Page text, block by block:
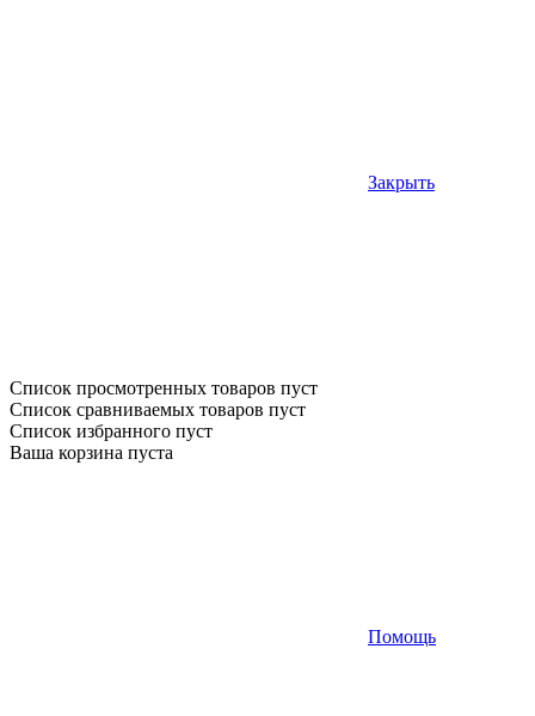
Закрыть
Список просмотренных товаров пуст
Список сравниваемых товаров пуст
Список избранного пуст
Ваша корзина пуста
Помощь